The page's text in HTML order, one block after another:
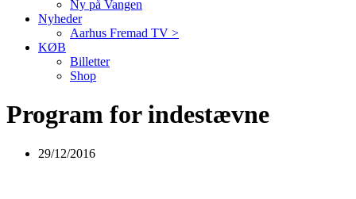
Ny på Vangen
Nyheder
Aarhus Fremad TV >
KØB
Billetter
Shop
Program for indestævne
29/12/2016